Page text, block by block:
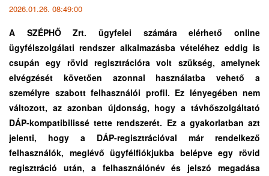
2026.01.26. 08:49:00
A SZÉPHŐ Zrt. ügyfelei számára elérhető online
ügyfélszolgálati rendszer alkalmazásba vételéhez eddig is
csupán egy rövid regisztrációra volt szükség, amelynek
elvégzését követően azonnal használatba vehető a
személyre szabott felhasználói profil. Ez lényegében nem
változott, az azonban újdonság, hogy a távhőszolgáltató
DÁP-kompatibilissé tette rendszerét. Ez a gyakorlatban azt
jelenti, hogy a DÁP-regisztrációval már rendelkező
felhasználók, meglévő ügyfélfiókjukba belépve egy rövid
regisztráció után, a felhasználónév és jelszó megadása